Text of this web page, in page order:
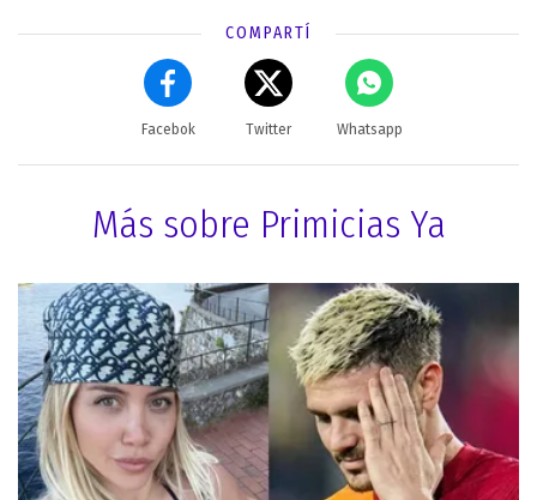
COMPARTÍ
Facebok Twitter Whatsapp
Más sobre Primicias Ya